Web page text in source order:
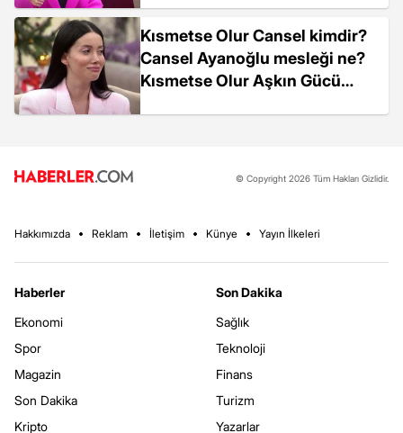
Kısmetse Olur Cansel kimdir?
Cansel Ayanoğlu mesleği ne?
Kısmetse Olur Aşkın Gücü
© Copyright 2026 Tüm Hakları Gizlidir.
Hakkımızda Reklam İletişim Künye Yayın İlkeleri
Haberler
Ekonomi
Spor
Magazin
Son Dakika
Kripto
Son Dakika
Sağlık
Teknoloji
Finans
Turizm
Yazarlar